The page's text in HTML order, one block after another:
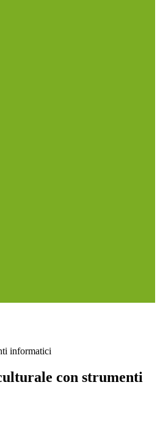
informatici
con strumenti